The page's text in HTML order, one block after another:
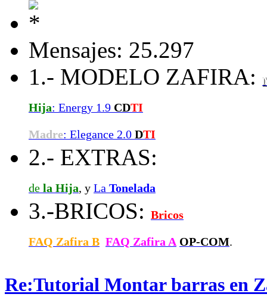
Mensajes: 25.297
1.- MODELO ZAFIRA:
Hija: Energy 1.9 CDTI
Madre: Elegance 2.0 DTI
2.- EXTRAS:
de la Hija, y La Tonelada
3.-BRICOS: Bricos
FAQ Zafira B FAQ Zafira A OP-COM.
Re:Tutorial Montar barras en